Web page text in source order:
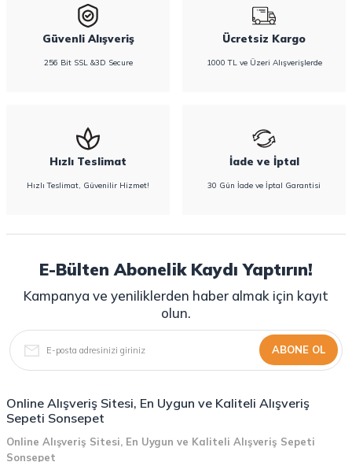
Güvenli Alışveriş
256 Bit SSL &3D Secure
Ücretsiz Kargo
1000 TL ve Üzeri Alışverişlerde
Hızlı Teslimat
Hızlı Teslimat, Güvenilir Hizmet!
İade ve İptal
30 Gün İade ve İptal Garantisi
E-Bülten Abonelik Kaydı Yaptırın!
Kampanya ve yeniliklerden haber almak için kayıt
olun.
ABONE OL
Online Alışveriş Sitesi, En Uygun ve Kaliteli Alışveriş
Sepeti Sonsepet
Online Alışveriş Sitesi, En Uygun ve Kaliteli Alışveriş Sepeti
Sonsepet